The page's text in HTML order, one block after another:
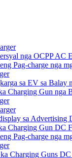
nga OCPP AC
Pag-charge nga
sa EV sa Balay
Charging Gun nga
sa Advertising
Charging Gun DC
Pag-charge nga
Charging Guns